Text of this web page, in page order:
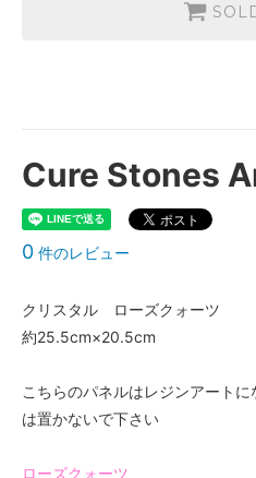
Cure Stones
0 件のレビュー
クリスタル ローズクォーツ
約25.5cm×20.5cm
こちらのパネルはレジンアート
は置かないで下さい
ローズクォーツ